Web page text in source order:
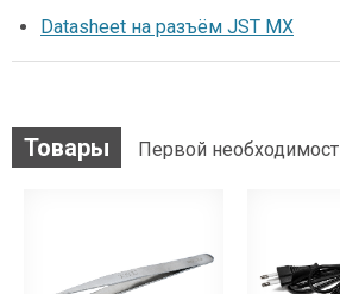
Datasheet на разъём JST MX
Товары Первой